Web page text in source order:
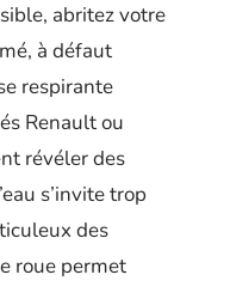
abritez votre
à défaut
respirante
Renault ou
révéler des
s’invite trop
des
roue permet